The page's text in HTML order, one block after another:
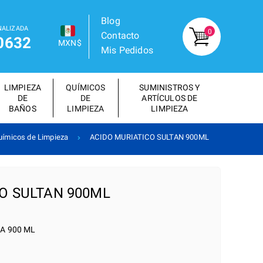
MXN$
Blog
Contacto
Mis Pedidos
0
LIMPIEZA
DE
BAÑOS
QUÍMICOS
DE
LIMPIEZA
SUMINISTROS Y
ARTÍCULOS DE
LIMPIEZA
de Limpieza ACIDO MURIATICO SULTAN 900ML
SULTAN 900ML
900 ML